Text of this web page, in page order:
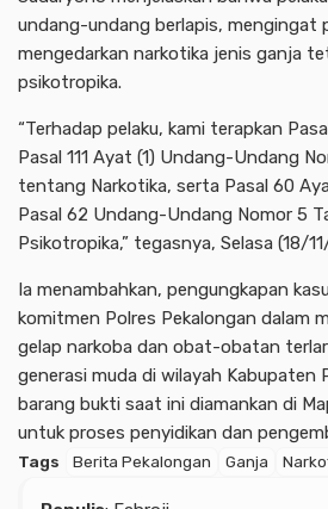
undang-undang berlapis, mengingat
mengedarkan narkotika jenis ganja
psikotropika.
“Terhadap pelaku, kami terapkan
Pasal 111 Ayat (1) Undang-Undang
tentang Narkotika, serta Pasal 60
Pasal 62 Undang-Undang Nomor 5
Psikotropika,” tegasnya, Selasa (18/
Ia menambahkan, pengungkapan
komitmen Polres Pekalongan dalam
gelap narkoba dan obat-obatan
generasi muda di wilayah Kabupaten
barang bukti saat ini diamankan di
untuk proses penyidikan dan
Tags Berita Pekalongan Ganja